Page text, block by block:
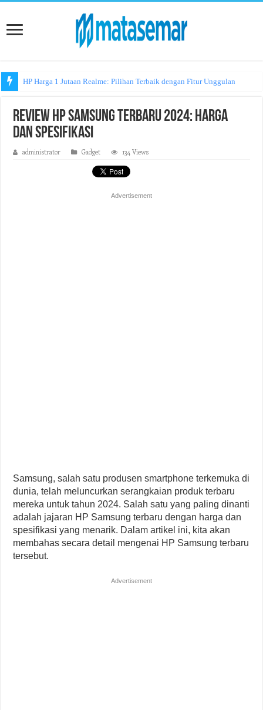
HP Harga 1 Jutaan Realme: Pilihan Terbaik dengan Fitur Unggulan
Review HP Samsung Terbaru 2024: Harga
dan Spesifikasi
administrator Gadget 134 Views
Advertisement
Samsung, salah satu produsen smartphone terkemuka di
dunia, telah meluncurkan serangkaian produk terbaru
mereka untuk tahun 2024. Salah satu yang paling dinanti
adalah jajaran HP Samsung terbaru dengan harga dan
spesifikasi yang menarik. Dalam artikel ini, kita akan
membahas secara detail mengenai HP Samsung terbaru
tersebut.
Advertisement